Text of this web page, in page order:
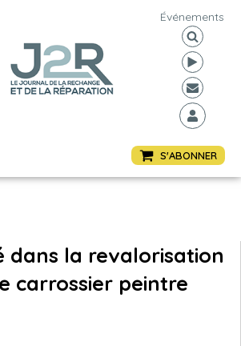
Événements
S'ABONNER
dans la revalorisation
carrossier peintre